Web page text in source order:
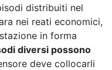
distribuiti nel
nei reati economici,
in forma
diversi possono
deve collocarli